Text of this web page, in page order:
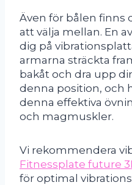
Även för bålen finns
att välja mellan. En
dig på
armarna sträckta
bakåt och dra upp
denna position, och
denna effektiva
och magmuskler.
Vi rekommendera
Fitnessplate future
för optimal